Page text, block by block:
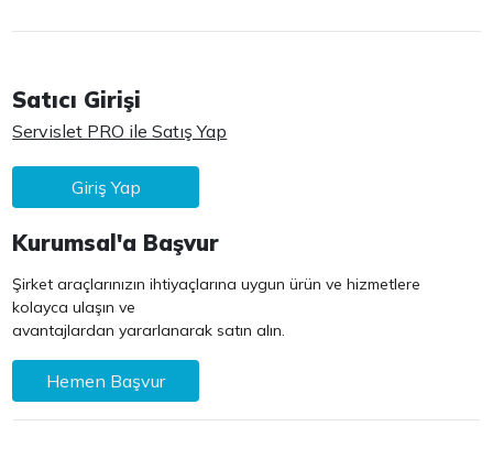
Satıcı Girişi
Servislet PRO ile Satış Yap
Giriş Yap
Kurumsal'a Başvur
Şirket araçlarınızın ihtiyaçlarına uygun ürün ve hizmetlere
kolayca ulaşın ve
avantajlardan yararlanarak satın alın.
Hemen Başvur